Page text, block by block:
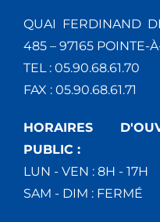
QUAI FERDINAND
485 – 97165 POINTE-
TEL : 05.90.68.61.70
FAX : 05.90.68.61.71
HORAIRES
PUBLIC :
LUN - VEN : 8H - 17H
SAM - DIM : FERMÉ